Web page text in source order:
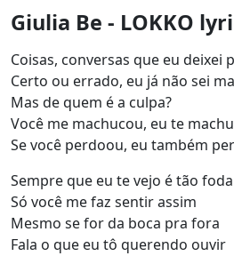
Giulia Be - LOKKO
Coisas, conversas que eu deixei
Certo ou errado, eu já não sei
Mas de quem é a culpa?
Você me machucou, eu te
Se você perdoou, eu também
Sempre que eu te vejo é tão foda
Só você me faz sentir assim
Mesmo se for da boca pra fora
Fala o que eu tô querendo ouvir